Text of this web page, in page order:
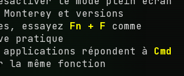
Monterey et versions
essayez Fn + F comme
pratique
applications répondent à Cmd
la même fonction